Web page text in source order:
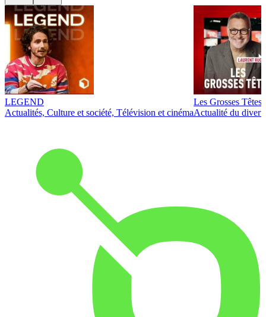
LEGEND
Actualités, Culture et société, Télévision et cinéma
Les Grosses Têtes
Actualité du